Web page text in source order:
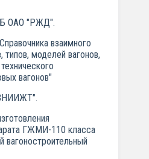
ОАО "РЖД".
взаимного
типов, моделей вагонов,
вагонов"
ГЖМИ-110 класса